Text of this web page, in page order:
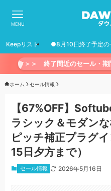
MENU
Keepリスト ●8月10日終了予定の
＞＞ 終了間近のセール・
ホーム セール情報
【67%OFF】
ラシック＆モダン
ピッチ補正プラグ
15日夕方まで）
セール情報 2026年5月16日